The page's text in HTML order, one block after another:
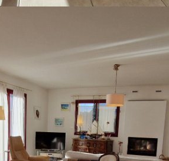
en ossature bois de 2012,
hall d'entrée spacieux, suivi d'un
aménagée, équipée et
un dressing , une salle d'eau
complète le niveau.
m², 16,5 m², 11,5 m² et 15,6
entretenu, offrant un